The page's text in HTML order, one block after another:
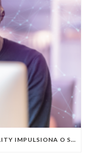
DESCUBRA COMO A OBSERVABILITY IMPULSIONA O SUCESSO DO SEU NEGÓCIO